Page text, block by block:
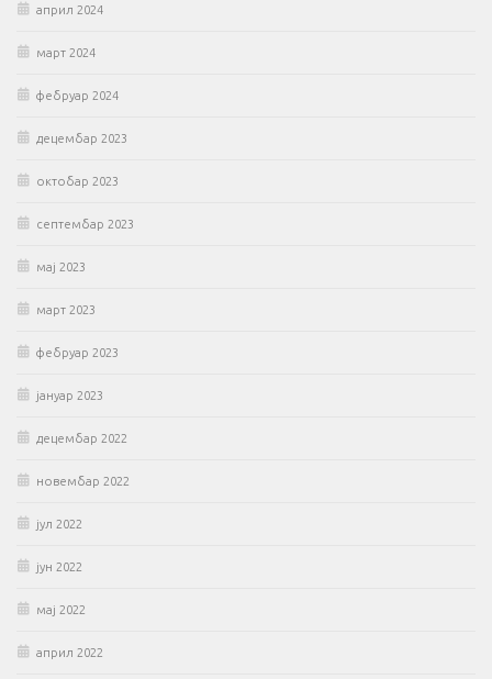
април 2024
март 2024
фебруар 2024
децембар 2023
октобар 2023
септембар 2023
мај 2023
март 2023
фебруар 2023
јануар 2023
децембар 2022
новембар 2022
јул 2022
јун 2022
мај 2022
април 2022